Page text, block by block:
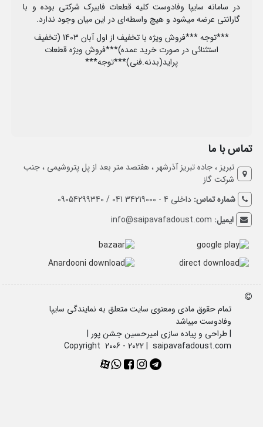
در سامانه سایپا وفادوست کلیه قطعات فابیرک شرکتی بوده و با
گارانتی عرضه میشود و هیچ واسطه‌ای در این میان وجود ندارد.
***توجه ***فروش ویژه با تخفیف از اول آبان 1403 (تخفیف
استثنائی در صورت خرید عمده)***فروش ویژه قطعات
پراید(بدنه.فنی)***توجه***
تماس با ما
تبریز ، جاده تبریز آذرشهر ، هفتصد متر بعد از پل پتروشیمی ، جنب
شرکت گاز
شماره تماس:داخلی 4 - 34219000 041 / 09054299340
ایمیل: info@saipavafadoust.com
تمام حقوق مادی ومعنوی سایت متعلق به نمایندگی سایپا
وفادوست میباشد
| طراحی و پیاده سازی امیرحسین جشن پور |
Copyright 2006 - 2022 | saipavafadoust.com